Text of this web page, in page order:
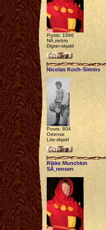
Posts: 1566
NÃ¸rrebro
Digter-skjald
Nicolas Koch-Simms
Posts: 804
Odense
Lire-skjald
Rikke Munchkin
SÃ¸rensen